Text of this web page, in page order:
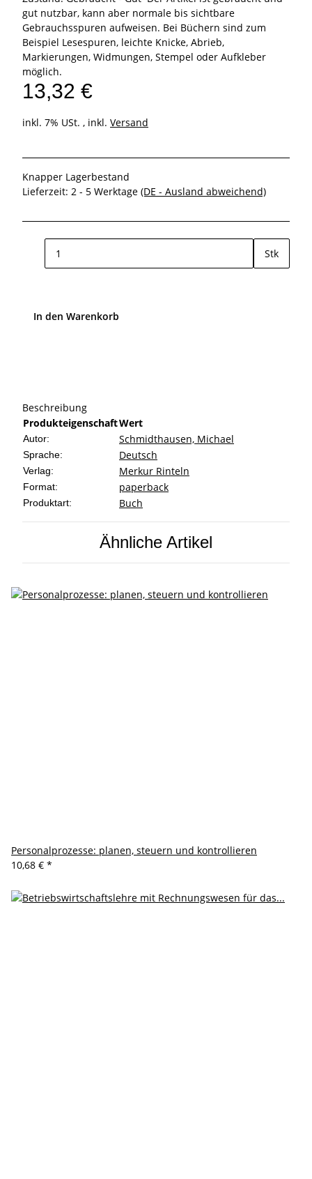
gut nutzbar, kann aber normale bis sichtbare
Gebrauchsspuren aufweisen. Bei Büchern sind zum
Beispiel Lesespuren, leichte Knicke, Abrieb,
Markierungen, Widmungen, Stempel oder Aufkleber
möglich.
13,32 €
inkl. 7% USt. , inkl. Versand
Knapper Lagerbestand
Lieferzeit: 2 - 5 Werktage (DE - Ausland abweichend)
Stk
In den Warenkorb
Beschreibung
ProdukteigenschaftWert
Autor: Schmidthausen, Michael
Sprache: Deutsch
Verlag: Merkur Rinteln
Format: paperback
Produktart: Buch
Ähnliche Artikel
Personalprozesse: planen, steuern und kontrollieren
10,68 € *